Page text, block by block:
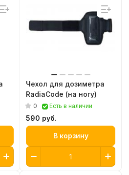
Чехол для дозиметра
RadiaCode (на ногу)
0 Есть в наличии
590 руб.
В корзину